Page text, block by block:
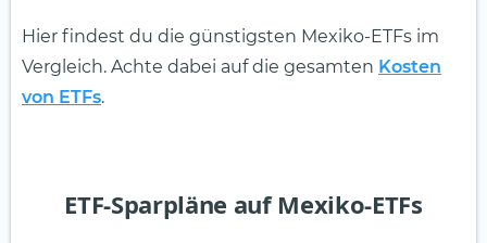
Hier findest du die günstigsten Mexiko-ETFs im
Vergleich. Achte dabei auf die gesamten Kosten
von ETFs.
ETF-Sparpläne auf Mexiko-ETFs